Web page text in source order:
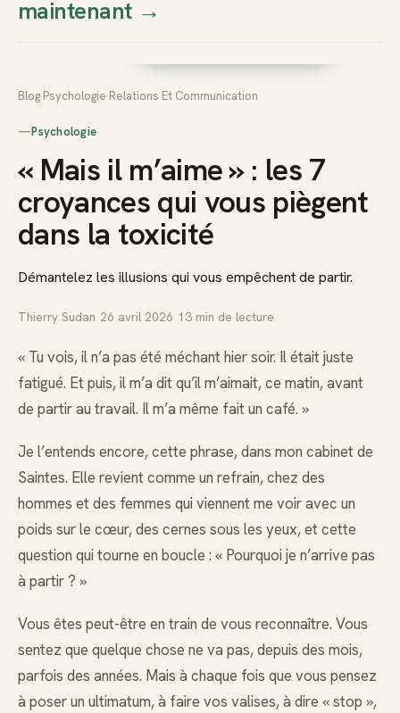
Thierry
Prendre rendez-vous dès
maintenant→
Blog Psychologie Relations Et Communication
—Psychologie
« Mais il m’aime » : les 7
croyances qui vous piègent
dans la toxicité
Démantelez les illusions qui vous empêchent de partir.
Thierry Sudan 26 avril 2026 13 min de lecture
« Tu vois, il n’a pas été méchant hier soir. Il était juste
fatigué. Et puis, il m’a dit qu’il m’aimait, ce matin, avant
de partir au travail. Il m’a même fait un café. »
Je l’entends encore, cette phrase, dans mon cabinet de
Saintes. Elle revient comme un refrain, chez des
hommes et des femmes qui viennent me voir avec un
poids sur le cœur, des cernes sous les yeux, et cette
question qui tourne en boucle : « Pourquoi je n’arrive pas
à partir ? »
Vous êtes peut-être en train de vous reconnaître. Vous
sentez que quelque chose ne va pas, depuis des mois,
parfois des années. Mais à chaque fois que vous pensez
à poser un ultimatum, à faire vos valises, à dire « stop »,